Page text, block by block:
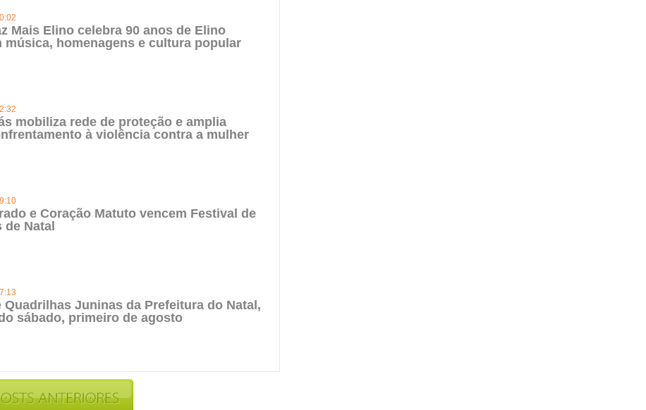
Mais Elino celebra 90 anos de Elino
música, homenagens e cultura popular
mobiliza rede de proteção e amplia
à violência contra a mulher
e Coração Matuto vencem Festival de
Natal
Quadrilhas Juninas da Prefeitura do Natal,
sábado, primeiro de agosto